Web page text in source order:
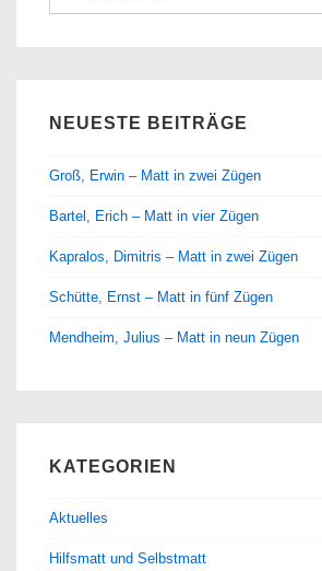
nach:
NEUESTE BEITRÄGE
Groß, Erwin – Matt in zwei Zügen
Bartel, Erich – Matt in vier Zügen
Kapralos, Dimitris – Matt in zwei Zügen
Schütte, Ernst – Matt in fünf Zügen
Mendheim, Julius – Matt in neun Zügen
KATEGORIEN
Aktuelles
Hilfsmatt und Selbstmatt